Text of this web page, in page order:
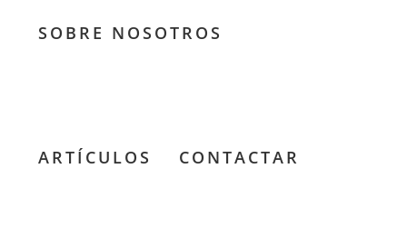
SOBRE NOSOTROS
ARTÍCULOS CONTACTAR